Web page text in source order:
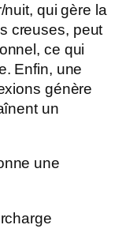
qui gère la
creuses, peut
ce qui
Enfin, une
génère
un
une